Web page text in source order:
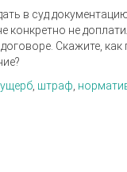
в суд
не
Скажите,
ущерб штраф